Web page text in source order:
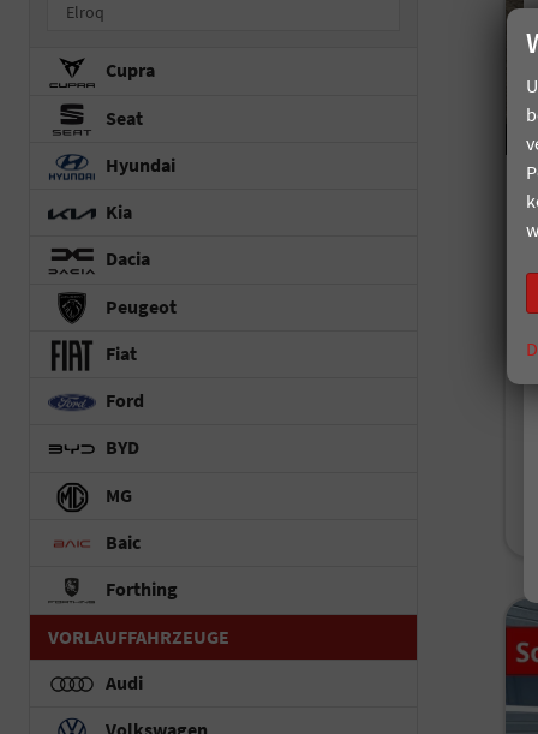
Elroq
Cupra
Seat
Hyundai
Kia
Dacia
Peugeot
Fiat
Ford
BYD
MG
Baic
Forthing
VORLAUFFAHRZEUGE
Audi
Volkswagen